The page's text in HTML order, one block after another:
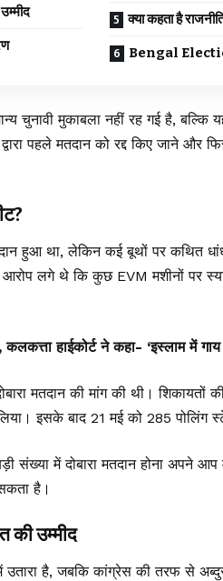
क्या कहता है
Bengal
चुनावी मुकाबला नहीं रह गई है, बल्कि
पहले मतदान को रद्द किए जाने और
हुआ था, लेकिन कई बूथों पर कथित
आरोप लगे थे कि कुछ EVM मशीनों पर
हाईकोर्ट ने कहा- ‘इस्लाम में गाय
मतदान की मांग की थी। शिकायतों
इसके बाद 21 मई को 285 पोलिंग
संख्या में दोबारा मतदान होना अपने
है।
उम्मीद
उतारा है, जबकि कांग्रेस की तरफ से